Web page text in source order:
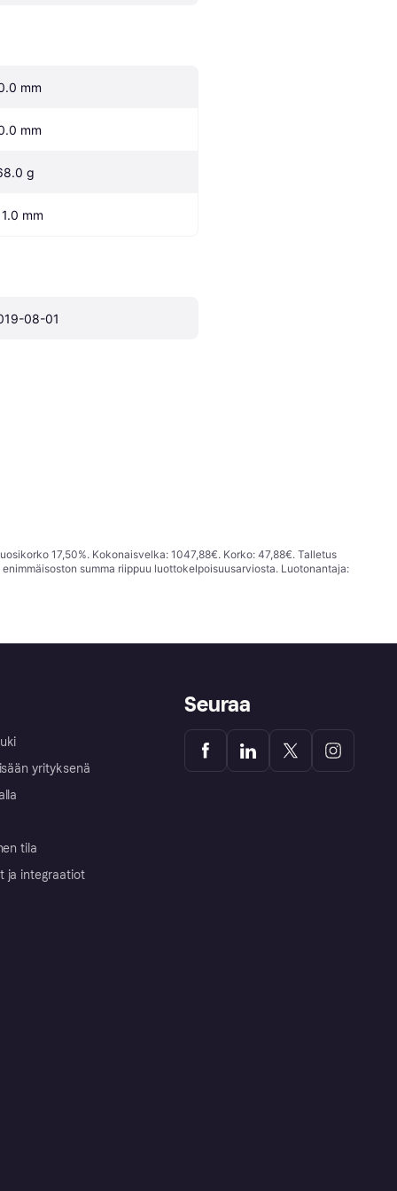
mm
mm
g
mm
08-01
17,50%. Kokonaisvelka: 1047,88€. Korko: 47,88€. Talletus
summa riippuu luottokelpoisuusarviosta. Luotonantaja:
yrityksenä
tila
ja integraatiot
Seuraa